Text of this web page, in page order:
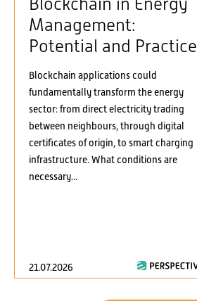
Blockchain in Energy
Management:
Potential and Practice
Blockchain applications could
fundamentally transform the energy
sector: from direct electricity trading
between neighbours, through digital
certificates of origin, to smart charging
infrastructure. What conditions are
necessary...
21.07.2026